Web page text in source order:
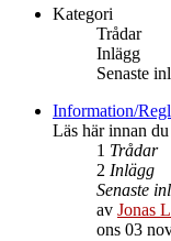
Kategori
Trådar
Inlägg
Senaste
Information/
Läs här innan
1 Trådar
2 Inlägg
Senaste
av Jonas
ons 03